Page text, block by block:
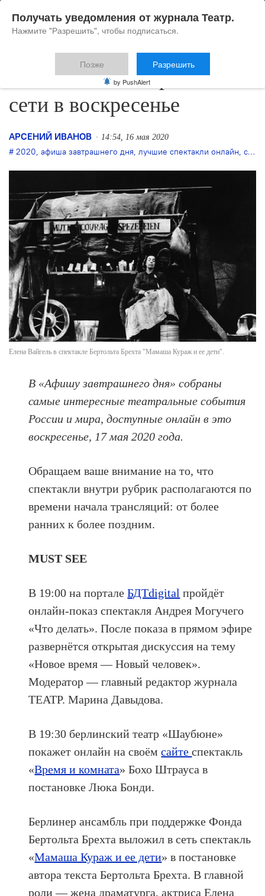
17 мая: что смотреть в
сети в воскресенье
АРСЕНИЙ ИВАНОВ 14:54, 16 мая 2020
2020, афиша завтрашнего дня, лучшие спектакли онлайн, смотреть спектакли бесплатно
Елена Вайгель в спектакле Бертольта Брехта "Мамаша Кураж и ее дети".
В «Афишу завтрашнего дня» собраны
самые интересные театральные события
России и мира, доступные онлайн в это
воскресенье, 17 мая 2020 года.
Обращаем ваше внимание на то, что
спектакли внутри рубрик располагаются по
времени начала трансляций: от более
ранних к более поздним.
MUST SEE
В 19:00 на порталеБДТdigital пройдёт
онлайн-показ спектакля Андрея Могучего
«Что делать». После показа в прямом эфире
развернётся открытая дискуссия на тему
«Новое время — Новый человек».
Модератор — главный редактор журнала
ТЕАТР. Марина Давыдова.
В 19:30 берлинский театр «Шаубюне»
покажет онлайн на своёмсайтеспектакль
«Время и комната» Бохо Штрауса в
постановке Люка Бонди.
Берлинер ансамбль при поддержке Фонда
Бертольта Брехта выложил в сеть спектакль
«Мамаша Кураж и ее дети» в постановке
автора текста Бертольта Брехта. В главной
роли — жена драматурга, актриса Елена
Получать уведомления от журнала Театр.
Нажмите "Разрешить", чтобы подписаться.
Позже Разрешить
by PushAlert